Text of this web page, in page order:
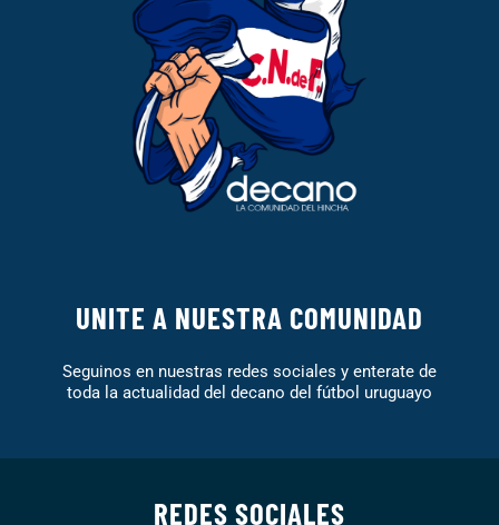
UNITE A NUESTRA COMUNIDAD
Seguinos en nuestras redes sociales y enterate de
toda la actualidad del decano del fútbol uruguayo
REDES SOCIALES